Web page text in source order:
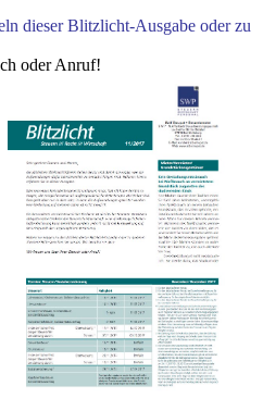
dieser Blitzlicht-Ausgabe oder zu
oder Anruf!